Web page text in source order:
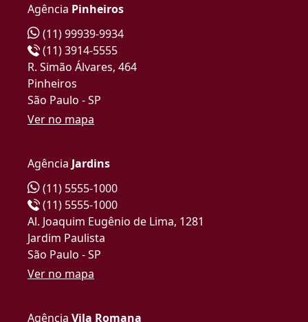
Agência Pinheiros
(11) 99939-9934
(11) 3914-5555
R. Simão Álvares, 464
Pinheiros
São Paulo - SP
Ver no mapa
Agência Jardins
(11) 5555-1000
(11) 5555-1000
Al. Joaquim Eugênio de Lima, 1281
Jardim Paulista
São Paulo - SP
Ver no mapa
Agência Vila Romana